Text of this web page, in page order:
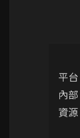
平台
內部
資源